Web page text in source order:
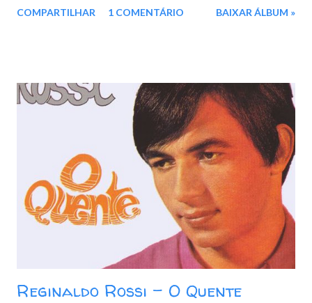
Quem 06. Como Deus Quiser 07. Não Quero Mais Saber De Ti
COMPARTILHAR 1 COMENTÁRIO BAIXAR ÁLBUM »
Reginaldo Rossi - O Quente